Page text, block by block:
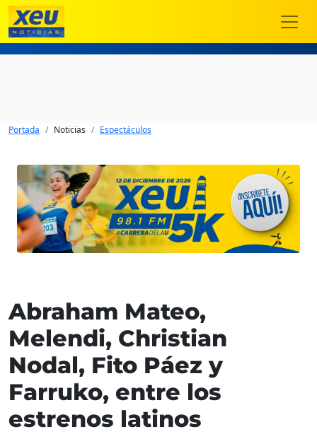
Portada Noticias Espectáculos
Abraham Mateo,
Melendi, Christian
Nodal, Fito Páez y
Farruko, entre los
estrenos latinos